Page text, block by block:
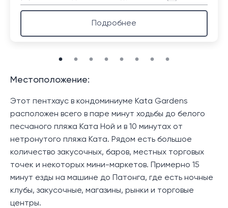
Подробнее
Местоположение:
Этот пентхаус в кондоминиуме Kata Gardens
расположен всего в паре минут ходьбы до белого
песчаного пляжа Ката Ной и в 10 минутах от
нетронутого пляжа Ката. Рядом есть большое
количество закусочных, баров, местных торговых
точек и некоторых мини-маркетов. Примерно 15
минут езды на машине до Патонга, где есть ночные
клубы, закусочные, магазины, рынки и торговые
центры.